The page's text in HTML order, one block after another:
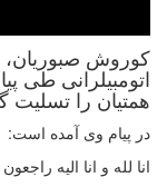
کوروش
اتومبیلرانی طی
همتیان را
در پیام وی آمده است:
انا لله و انا الیه راجعون